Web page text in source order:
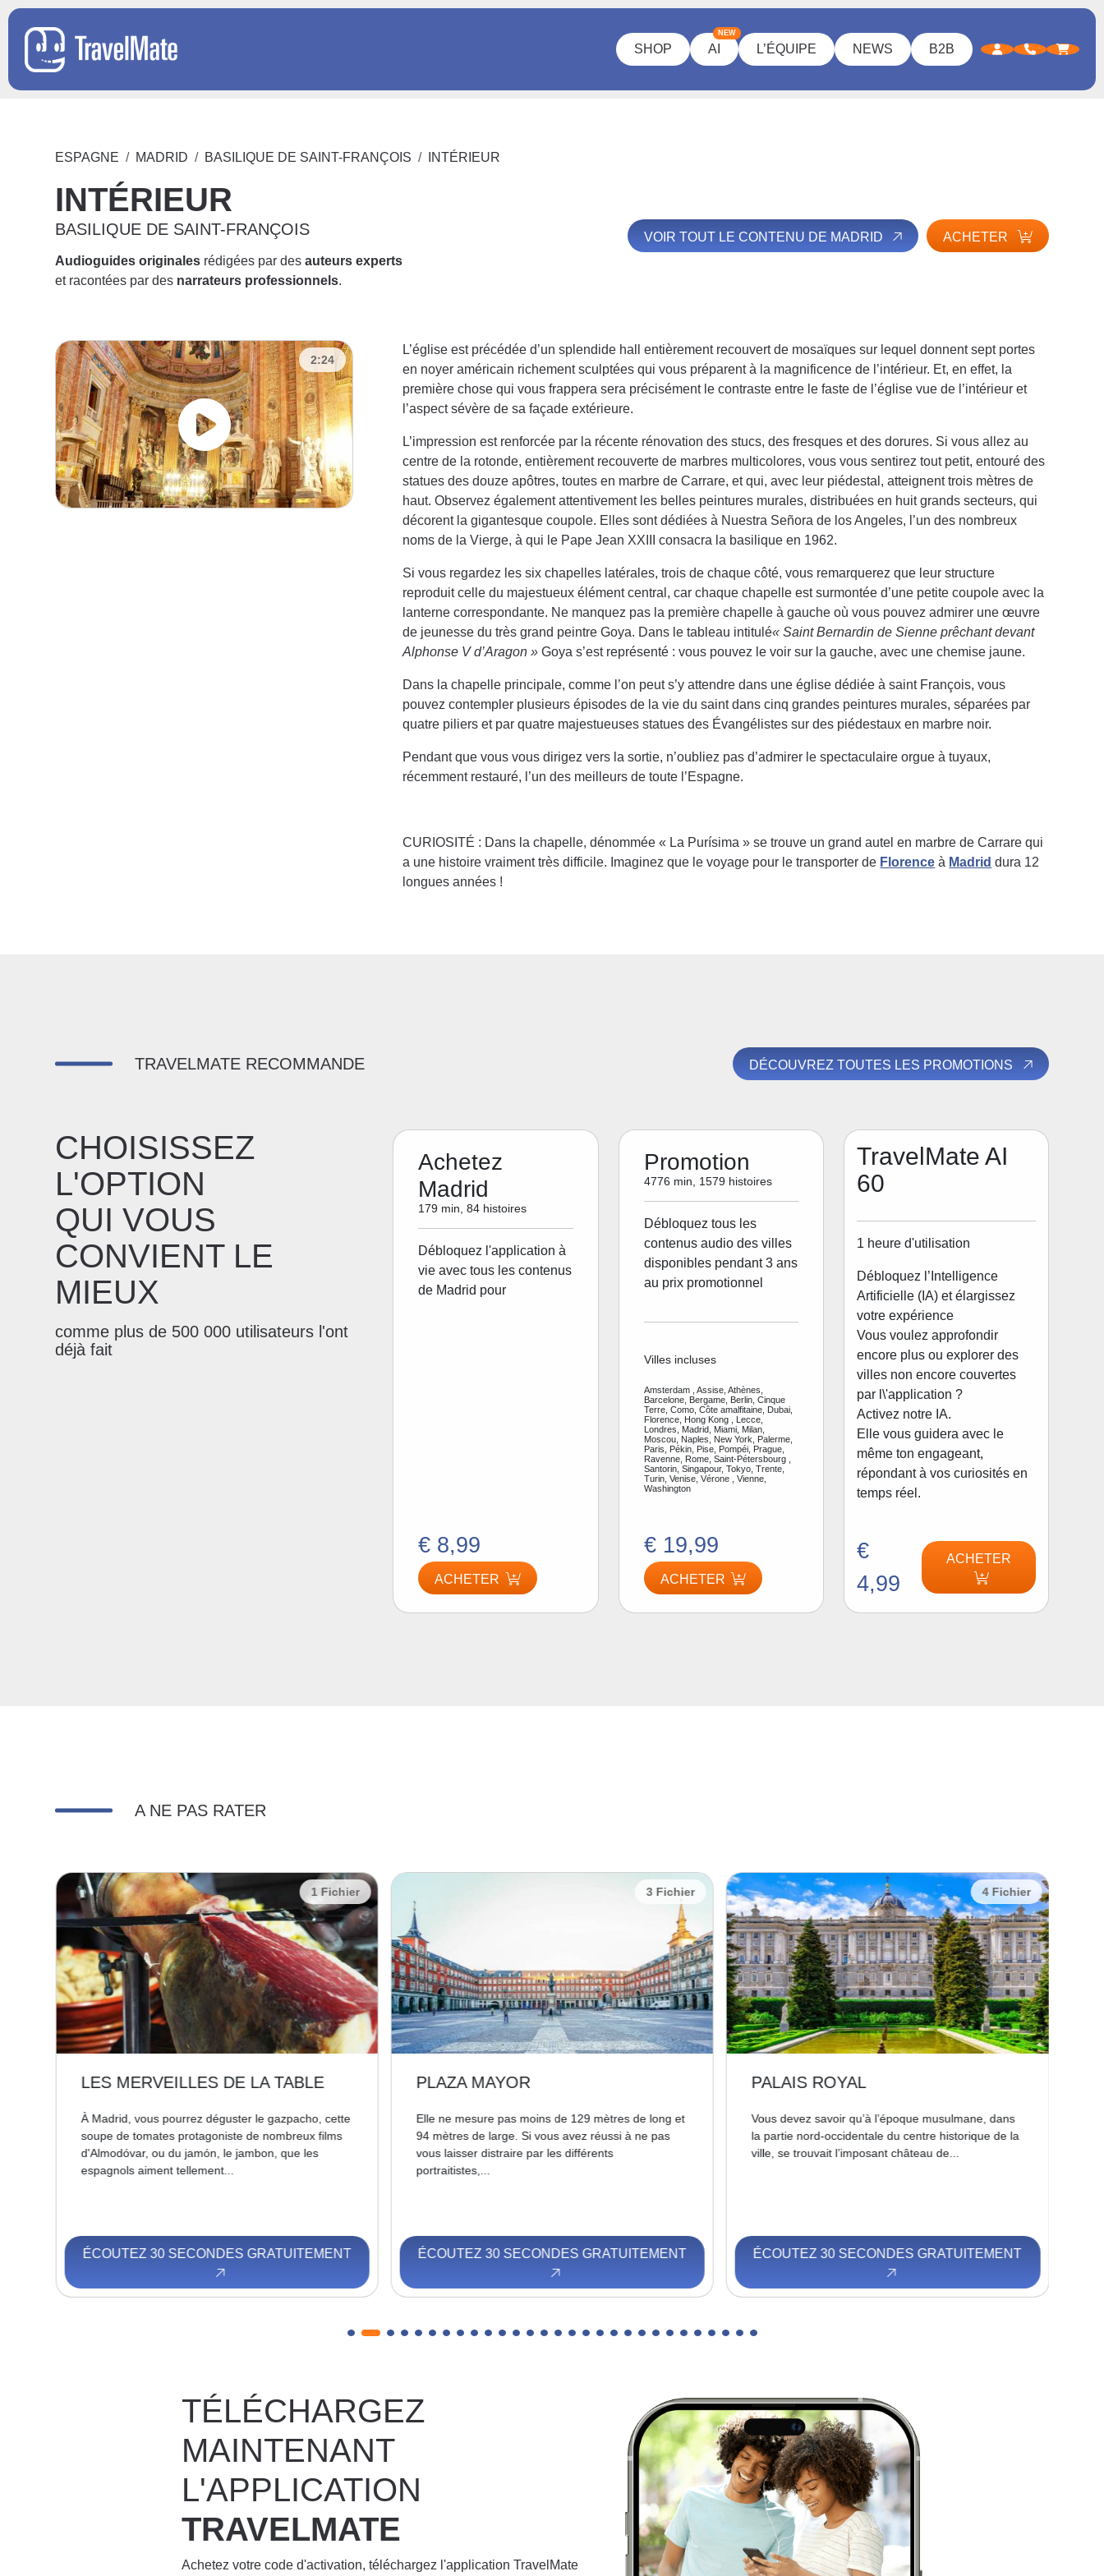
SHOP AI
NEW
L’ÉQUIPE NEWS B2B
ESPAGNE MADRID BASILIQUE DE SAINT-FRANÇOIS INTÉRIEUR
INTÉRIEUR
BASILIQUE DE SAINT-FRANÇOIS
Audioguides originales rédigées par desauteurs experts
et racontées par des narrateurs professionnels.
VOIR TOUT LE CONTENU DE MADRID ACHETER
2:24
L’église est précédée d’un splendide hall entièrement recouvert de mosaïques sur lequel donnent sept portes
en noyer américain richement sculptées qui vous préparent à la magnificence de l’intérieur. Et, en effet, la
première chose qui vous frappera sera précisément le contraste entre le faste de l’église vue de l’intérieur et
l’aspect sévère de sa façade extérieure.
L’impression est renforcée par la récente rénovation des stucs, des fresques et des dorures. Si vous allez au
centre de la rotonde, entièrement recouverte de marbres multicolores, vous vous sentirez tout petit, entouré des
statues des douze apôtres, toutes en marbre de Carrare, et qui, avec leur piédestal, atteignent trois mètres de
haut. Observez également attentivement les belles peintures murales, distribuées en huit grands secteurs, qui
décorent la gigantesque coupole. Elles sont dédiées à Nuestra Señora de los Angeles, l’un des nombreux
noms de la Vierge, à qui le Pape Jean XXIII consacra la basilique en 1962.
Si vous regardez les six chapelles latérales, trois de chaque côté, vous remarquerez que leur structure
reproduit celle du majestueux élément central, car chaque chapelle est surmontée d’une petite coupole avec la
lanterne correspondante. Ne manquez pas la première chapelle à gauche où vous pouvez admirer une œuvre
de jeunesse du très grand peintre Goya. Dans le tableau intitulé« Saint Bernardin de Sienne prêchant devant
Alphonse V d’Aragon » Goya s’est représenté : vous pouvez le voir sur la gauche, avec une chemise jaune.
Dans la chapelle principale, comme l’on peut s’y attendre dans une église dédiée à saint François, vous
pouvez contempler plusieurs épisodes de la vie du saint dans cinq grandes peintures murales, séparées par
quatre piliers et par quatre majestueuses statues des Évangélistes sur des piédestaux en marbre noir.
Pendant que vous vous dirigez vers la sortie, n’oubliez pas d’admirer le spectaculaire orgue à tuyaux,
récemment restauré, l’un des meilleurs de toute l’Espagne.
CURIOSITÉ : Dans la chapelle, dénommée « La Purísima » se trouve un grand autel en marbre de Carrare qui
a une histoire vraiment très difficile. Imaginez que le voyage pour le transporter de Florence à Madrid dura 12
longues années !
TRAVELMATE RECOMMANDE DÉCOUVREZ TOUTES LES PROMOTIONS
CHOISISSEZ
L'OPTION
QUI VOUS
CONVIENT LE
MIEUX
comme plus de 500 000 utilisateurs l'ont
déjà fait
Achetez
Madrid
179 min, 84 histoires
Débloquez l'application à
vie avec tous les contenus
de Madrid pour
€ 8,99
ACHETER
Promotion
4776 min, 1579 histoires
Débloquez tous les
contenus audio des villes
disponibles pendant 3 ans
au prix promotionnel
Villes incluses
Amsterdam , Assise, Athènes,
Barcelone, Bergame, Berlin, Cinque
Terre, Como, Côte amalfitaine, Dubai,
Florence, Hong Kong , Lecce,
Londres, Madrid, Miami, Milan,
Moscou, Naples, New York, Palerme,
Paris, Pékin, Pise, Pompéi, Prague,
Ravenne, Rome, Saint-Pétersbourg ,
Santorin, Singapour, Tokyo, Trente,
Turin, Venise, Vérone , Vienne,
Washington
€ 19,99
ACHETER
TravelMate AI
60
1 heure d'utilisation
Débloquez l’Intelligence
Artificielle (IA) et élargissez
votre expérience
Vous voulez approfondir
encore plus ou explorer des
villes non encore couvertes
par l\'application ?
Activez notre IA.
Elle vous guidera avec le
même ton engageant,
répondant à vos curiosités en
temps réel.
€
4,99
ACHETER
A NE PAS RATER
1 Fichier
LES MERVEILLES DE LA TABLE
À Madrid, vous pourrez déguster le gazpacho, cette
soupe de tomates protagoniste de nombreux films
d'Almodóvar, ou du jamón, le jambon, que les
espagnols aiment tellement...
ÉCOUTEZ 30 SECONDES GRATUITEMENT
3 Fichier
PLAZA MAYOR
Elle ne mesure pas moins de 129 mètres de long et
94 mètres de large. Si vous avez réussi à ne pas
vous laisser distraire par les différents
portraitistes,...
ÉCOUTEZ 30 SECONDES GRATUITEMENT
4 Fichier
PALAIS ROYAL
Vous devez savoir qu’à l’époque musulmane, dans
la partie nord-occidentale du centre historique de la
ville, se trouvait l’imposant château de...
ÉCOUTEZ 30 SECONDES GRATUITEMENT
TÉLÉCHARGEZ
MAINTENANT
L'APPLICATION
TRAVELMATE
Achetez votre code d'activation, téléchargez l'application TravelMate